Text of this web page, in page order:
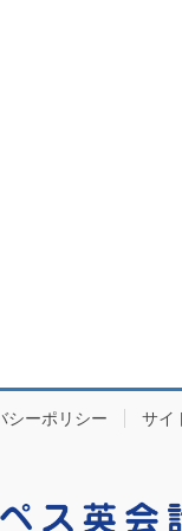
シーポリシー サイ